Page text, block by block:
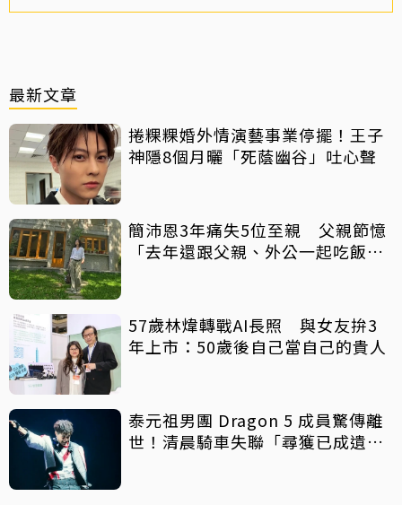
最新文章
捲粿粿婚外情演藝事業停擺！王子
神隱8個月曬「死蔭幽谷」吐心聲
簡沛恩3年痛失5位至親 父親節憶
「去年還跟父親、外公一起吃飯聊
57歲林煒轉戰AI長照 與女友拚3
年上市：50歲後自己當自己的貴人
泰元祖男團 Dragon 5 成員驚傳離
世！清晨騎車失聯「尋獲已成遺